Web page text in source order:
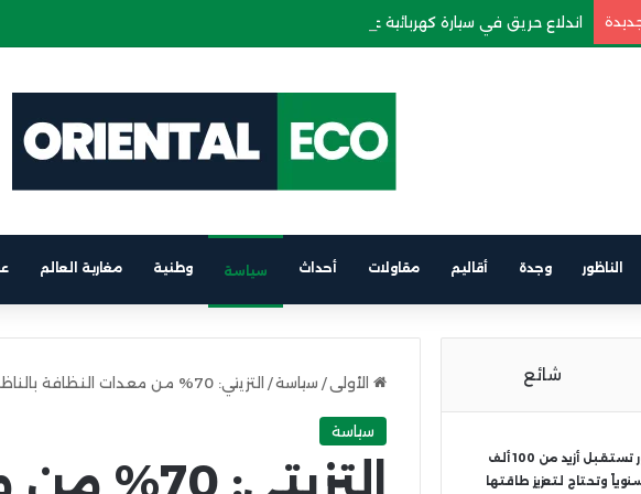
جديدة اندلاع حريق في سيارة كهربائية على متن باخرة الرابط بين برشلونة والناظور
الناظور وجدة أقاليم مقاولات أحداث سياسة وطنية مغاربة العالم
الأولى / سياسة/ التزيتي: 70% من معدات النظافة بالناظور غير صالحة للعمل
سياسة
التزيتي:
شائع
الناظور تستقبل أزيد من 100 ألف
وتحتاج لتعزيز طاقتها